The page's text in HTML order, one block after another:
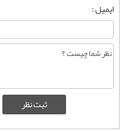
ایمیل :